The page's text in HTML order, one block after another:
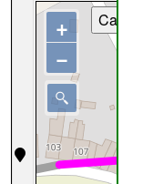
+
−
Cartes